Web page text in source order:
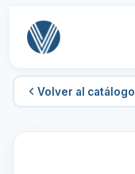
Volver al catálogo